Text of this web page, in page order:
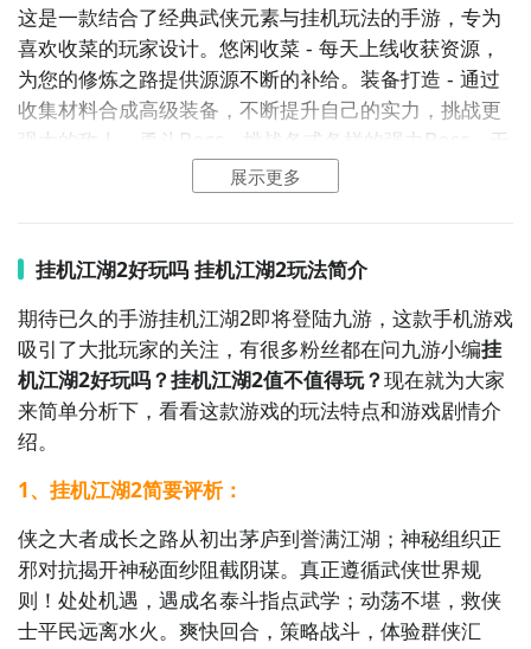
各类怪物，提升自己的实力，成为一代武林宗师。
《九阴真经》：这款武侠角色扮演游戏以明朝为背景，
以各类武侠门派为舞台。你将扮演一名江湖人士，通过
修炼武艺，完成各类任务，逐渐成为武林盟主。
磋，参与各类江湖争斗，书写属于自己的英雄传奇。
《新倩女幽魂》：这是一款以古代仙侠背景为题材的角
色扮演游戏。你可以选择不同的职业，通过修炼武功，
完成各类任务，与其他玩家一同探索江湖秘境，展开一
段浪漫的侠侣之旅。
这是一款结合了经典武侠元素与挂机玩法的手游，专为
喜欢收菜的玩家设计。悠闲收菜 - 每天上线收获资源，
为您的修炼之路提供源源不断的补给。装备打造 - 通过
收集材料合成高级装备，不断提升自己的实力，挑战更
强大的敌人。勇斗Boss - 挑战各式各样的强力Boss，无
论是单人还是组队模式，都能让您体验到战胜强敌后的
成就感。比武竞技 - 参加每日比武大会，与其他玩家一
接受押镖任务，保护重要货物安全到达目的地；或者扮
邀请好友一起组队探索未知领域，面对更加凶猛的怪物
与困难挑战。简单易懂的操作界面，即使是没有太多游
戏经验的新手也能快速上手。丰富多样的日常活动及限
时事件，保证每位玩家都能找到属于自己的乐趣所在。
加入《挂机江湖》，开启一段与众不同的武侠旅程吧！
在这里，每个人都可以成为传说中的大侠，书写属于自
己的传奇故事。
2、挂机江湖图片欣赏：
展示更多
挂机江湖2好玩吗 挂机江湖2玩法简介
期待已久的手游挂机江湖2即将登陆九游，这款手机游戏
吸引了大批玩家的关注，有很多粉丝都在问九游小编挂
机江湖2好玩吗？挂机江湖2值不值得玩？现在就为大家
来简单分析下，看看这款游戏的玩法特点和游戏剧情介
绍。
1、挂机江湖2简要评析：
侠之大者成长之路从初出茅庐到誉满江湖；神秘组织正
邪对抗揭开神秘面纱阻截阴谋。真正遵循武侠世界规
则！处处机遇，遇成名泰斗指点武学；动荡不堪，救侠
士平民远离水火。爽快回合，策略战斗，体验群侠汇